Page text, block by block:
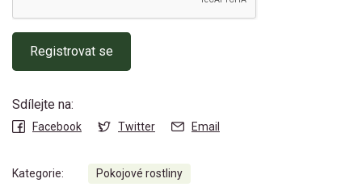
Registrovat se
Sdílejte na:
Facebook Twitter Email
Kategorie: Pokojové rostliny